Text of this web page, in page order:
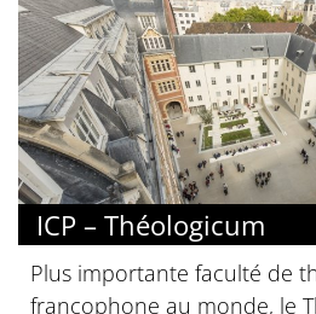
ICP – Théologicum
Plus importante faculté de
francophone au monde, le